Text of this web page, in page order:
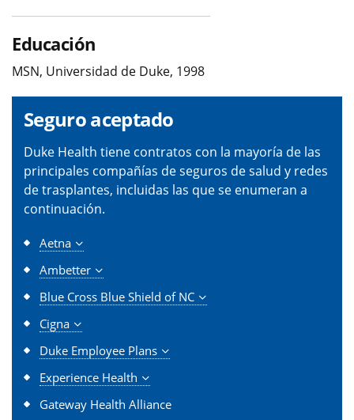
Educación
MSN, Universidad de Duke, 1998
Seguro aceptado
Duke Health tiene contratos con la mayoría de las
principales compañías de seguros de salud y redes
de trasplantes, incluidas las que se enumeran a
continuación.
Aetna
Ambetter
Blue Cross Blue Shield of NC
Cigna
Duke Employee Plans
Experience Health
Gateway Health Alliance